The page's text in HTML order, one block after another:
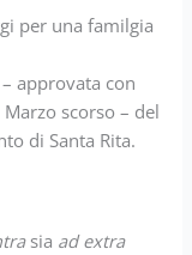
per una familgia
approvata con
scorso – del
di Santa Rita.
sia ad extra